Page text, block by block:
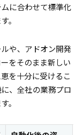
に合わせて標準化
。
や、アドオン開発
をそのまま新しい
を十分に受けるこ
、全社の業務プロ
。